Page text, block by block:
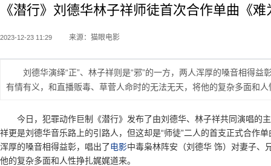
《潜行》刘德华林子祥师徒首次合作单曲《
2023-12-23 11:29 来源：猫眼电影
刘德华演绎“正”、林子祥则是“邪”的一方，两人浑厚的嗓音相得
有情有义，和直播贩毒、草菅人命时的无法无天，将他的复杂多面和
今日，犯罪动作巨制《潜行》发布了由刘德华、林子祥共同演唱的
祥更是刘德华音乐路上的引路人，但这却是“师徒”二人的首支正式合作
浑厚的嗓音相得益彰，唱出了电影中毒枭林阵安（刘德华 饰）对妻子、
他的复杂多面和人性挣扎娓娓道来。